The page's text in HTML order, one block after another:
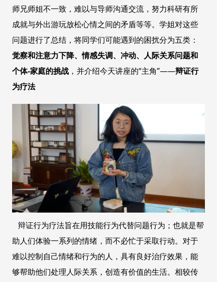
师兄师姐不一致，难以与导师沟通交流，努力科研有所
成就与外出游玩放松心情之间的矛盾等等。学姐对这些
问题进行了总结，将同学们可能遇到的困扰分为五类：
觉察和注意力下降、情感失调、冲动、人际关系问题和
个体-家庭的挑战 ，并介绍今天讲座的“主角”——辩证行
为疗法
辩证行为疗法旨在用技能行为代替问题行为；也就是帮
助人们体验一系列的情绪，而不必忙于采取行动。对于
难以控制自己情绪和行为的人，具有良好治疗效果，能
够帮助他们处理人际关系，创造有价值的生活。相较传